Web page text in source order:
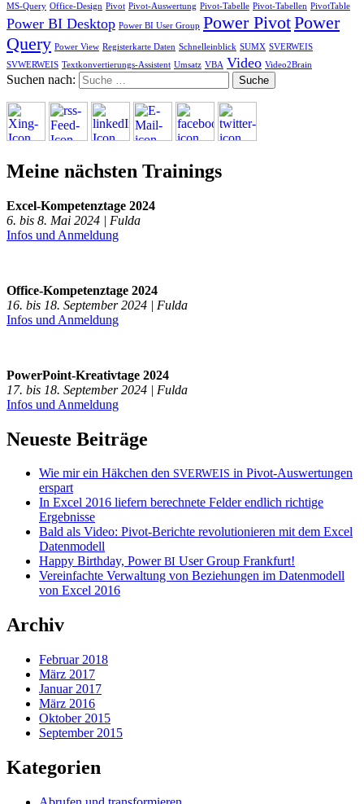
MS-Query Office-Design Pivot Pivot-Auswertung Pivot-Tabelle Pivot-Tabellen PivotTable
Power BI Desktop Power BI User Group Power PivotPower
Query Power View Registerkarte Daten Schnelleinblick SUMX SVERWEIS
SVWERWEIS Textkonvertierungs-Assistent Umsatz VBA Video Video2Brain
Suchen nach:
Meine nächsten Trainings
Excel-Kompetenztage 2024
6. bis 8. Mai 2024 | Fulda
Infos und Anmeldung
Office-Kompetenztage 2024
16. bis 18. September 2024 | Fulda
Infos und Anmeldung
PowerPoint-Kreativtage 2024
17. bis 18. September 2024 | Fulda
Infos und Anmeldung
Neueste Beiträge
Wie mir ein Häkchen den SVERWEIS in Pivot-Auswertungen
erspart
In Excel 2016 liefern berechnete Felder endlich richtige
Ergebnisse
Bald als Video: Pivot-Berichte revolutionieren mit dem Excel
Datenmodell
Happy Birthday, PowerBI User Group Frankfurt!
Vereinfachte Verwaltung von Beziehungen im Datenmodell
von Excel 2016
Archiv
Februar 2018
März 2017
Januar 2017
März 2016
Oktober 2015
September 2015
Kategorien